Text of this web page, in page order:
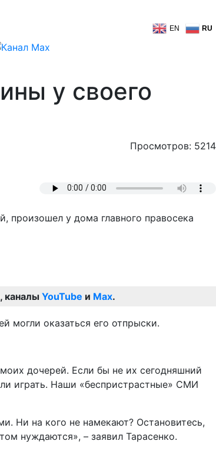
EN RU
у своего
Просмотров: 5214
произошел у дома главного правосека
, каналы YouTube и Max.
могли оказаться его отпрыски.
дочерей. Если бы не их сегодняшний
играть. Наши «беспристрастные» СМИ
Ни на кого не намекают? Остановитесь,
нуждаются», – заявил Тарасенко.